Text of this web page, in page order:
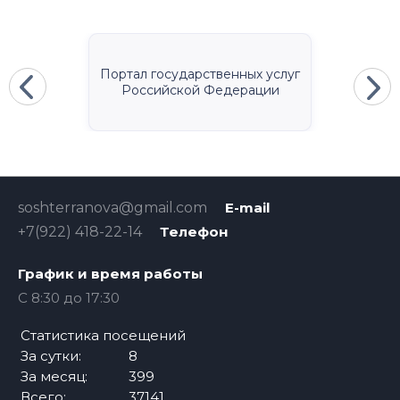
Портал государственных услуг
Российской Федерации
E-mail
soshterranova@gmail.com
Телефон
+7(922) 418-22-14
График и время работы
С 8:30 до 17:30
Статистика посещений
За сутки:
8
За месяц:
399